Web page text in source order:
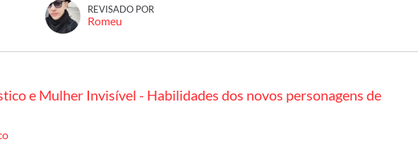
REVISADO POR
Romeu
e Mulher Invisível - Habilidades dos novos personagens de